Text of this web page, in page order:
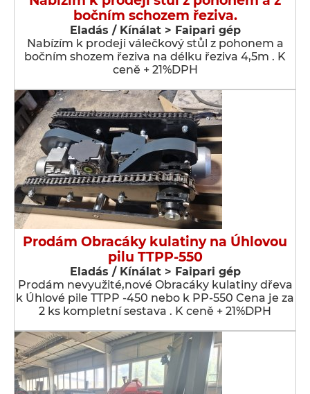
bočním schozem řeziva.
Eladás / Kínálat > Faipari gép
Nabízím k prodeji válečkový stůl z pohonem a
bočním shozem řeziva na délku řeziva 4,5m . K
ceně + 21%DPH
Prodám Obracáky kulatiny na Úhlovou
pilu TTPP-550
Eladás / Kínálat > Faipari gép
Prodám nevyužité,nové Obracáky kulatiny dřeva
k Úhlové pile TTPP -450 nebo k PP-550 Cena je za
2 ks kompletní sestava . K ceně + 21%DPH